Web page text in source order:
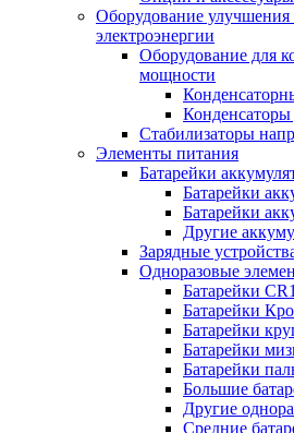
Оборудование улучшения
электроэнергии
Оборудование для
мощности
Стабилизаторы
Элементы питания
Батарейки
Батарейки
Батарейки
Другие
Зарядные
Одноразовые
Батарейки
Батарейки
Батарейки
Батарейки
Батарейки
Большие
Другие
Средние